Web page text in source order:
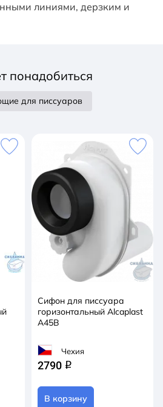
линиями, дерзким и
понадобиться
для писсуаров
Cифон для писсуара
горизонтальный Alcaplast
A45B
Чехия
2790 q
В корзину